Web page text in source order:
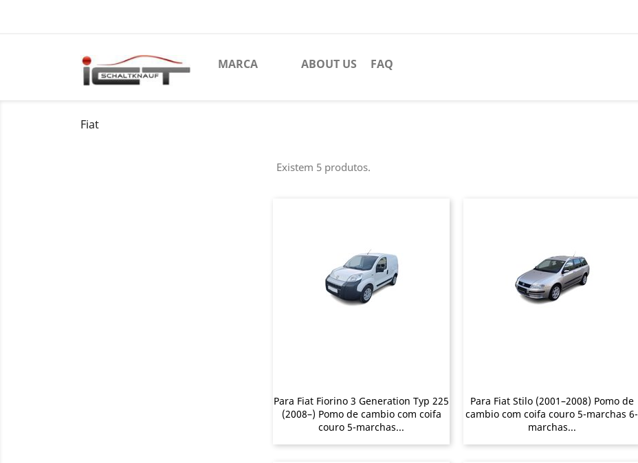
MARCA ABOUT US FAQ
Fiat
Existem 5 produtos.
Para Fiat Fiorino 3 Generation Typ 225
(2008–) Pomo de cambio com coifa
couro 5-marchas...
Para Fiat Stilo (2001–2008) Pomo de
cambio com coifa couro 5-marchas 6-
marchas...